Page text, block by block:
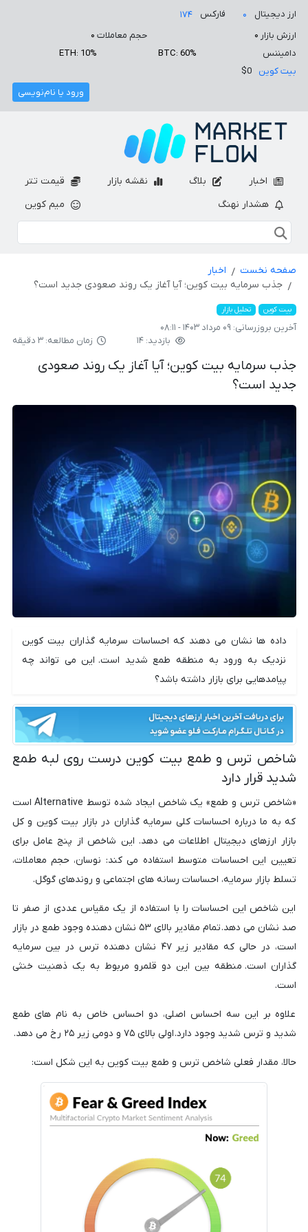
ارز دیجیتال ۰ فارکس
۱۷۴
ارزش بازار ۰ حجم معاملات ۰
دامیننس
BTC: 60%
ETH: 10%
بیت کوین
$0
ورود یا نام‌نویسی
اخبار بلاگ نقشه بازار
قیمت تتر
هشدار نهنگ
میم کوین
صفحه نخست
اخبار
جذب سرمایه بیت کوین؛ آیا آغاز یک روند صعودی جدید است؟
بیت کوین تحلیل بازار
آخرین بروزرسانی: ۰۹ مرداد ۱۴۰۳ - ۰۸:۱۱
بازدید: ۱۴
زمان مطالعه: ۳ دقیقه
جذب سرمایه بیت کوین؛ آیا آغاز یک روند صعودی
جدید است؟
داده ها نشان می دهند که احساسات سرمایه گذاران بیت کوین
نزدیک به ورود به منطقه طمع شدید است. این می تواند چه
پیامدهایی برای بازار داشته باشد؟
شاخص ترس و طمع بیت کوین درست روی لبه طمع
شدید قرار دارد
«شاخص ترس و طمع» یک شاخص ایجاد شده توسط Alternative است
که به ما درباره احساسات کلی سرمایه گذاران در بازار بیت کوین و کل
بازار ارزهای دیجیتال اطلاعات می دهد. این شاخص از پنج عامل برای
تعیین این احساسات متوسط استفاده می کند: نوسان، حجم معاملات،
تسلط بازار سرمایه، احساسات رسانه های اجتماعی و روندهای گوگل.
این شاخص این احساسات را با استفاده از یک مقیاس عددی از صفر تا
صد نشان می دهد. تمام مقادیر بالای ۵۳ نشان دهنده وجود طمع در بازار
است، در حالی که مقادیر زیر ۴۷ نشان دهنده ترس در بین سرمایه
گذاران است. منطقه بین این دو قلمرو مربوط به یک ذهنیت خنثی
است.
علاوه بر این سه احساس اصلی، دو احساس خاص به نام های طمع
شدید و ترس شدید وجود دارد. اولی بالای ۷۵ و دومی زیر ۲۵ رخ می دهد.
حالا، مقدار فعلی شاخص ترس و طمع بیت کوین به این شکل است: